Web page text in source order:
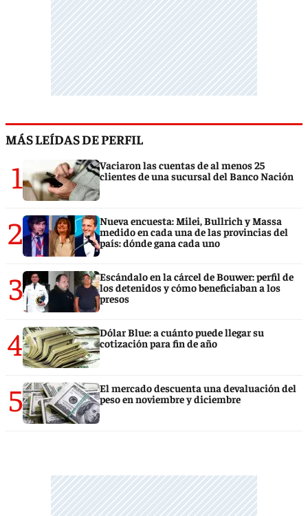
MÁS LEÍDAS DE PERFIL
1
Vaciaron las cuentas de al menos 25
clientes de una sucursal del Banco Nación
2
Nueva encuesta: Milei, Bullrich y Massa
medido en cada una de las provincias del
país: dónde gana cada uno
3
Escándalo en la cárcel de Bouwer: perfil de
los detenidos y cómo beneficiaban a los
presos
4
Dólar Blue: a cuánto puede llegar su
cotización para fin de año
5
El mercado descuenta una devaluación del
peso en noviembre y diciembre